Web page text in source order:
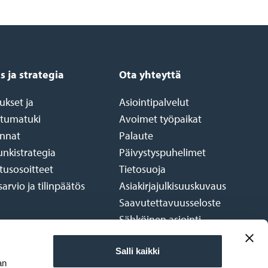
Salli kaikki
ja strategia
ja
ja tilinpäätös
Ota yhteyttä
Asiointipalvelut
Avoimet työpaikat
Palaute
Päivystyspuhelimet
Tietosuoja
Asiakirjajulkisuuskuvaus
Saavutettavuusseloste
Sähköinen asiointi
Vuokrattavat tilat
Yhteystietohaku